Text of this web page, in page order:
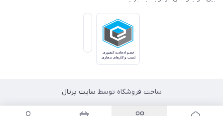
ساخت فروشگاه توسط سایت پرتال